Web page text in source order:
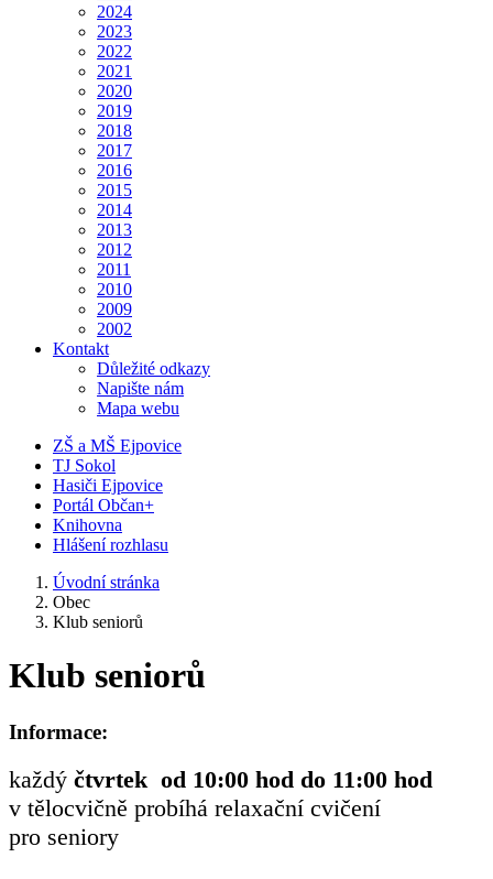
2024
2023
2022
2021
2020
2019
2018
2017
2016
2015
2014
2013
2012
2011
2010
2009
2002
Kontakt
Důležité odkazy
Napište nám
Mapa webu
ZŠ a MŠ Ejpovice
TJ Sokol
Hasiči Ejpovice
Portál Občan+
Knihovna
Hlášení rozhlasu
Úvodní stránka
Obec
Klub seniorů
Klub seniorů
Informace:
každý čtvrtek od 10:00 hod do 11:00 hod
v tělocvičně probíhá relaxační cvičení
pro seniory